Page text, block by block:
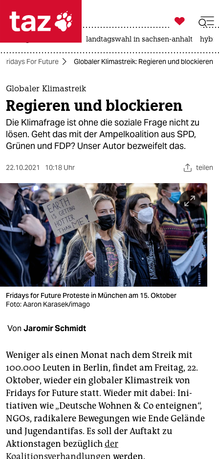
 taz zahl ich
taz zahl ich
themen
politik
öko
sport
berlin
nord
wahrheit
verlag
verlag
veranstaltungen
fragen & hilfe
unterstützen
abo
genossenschaft
epaper login

taz zahl ich
landtagswahl in sachsen-anhalt
Fridays For Future Globaler Klimastreik: Regieren und blockieren
Globaler Klimastreik
Regieren und blockieren
Die Klimafrage ist ohne die soziale Frage nicht zu
lösen. Geht das mit der Ampelkoalition aus SPD,
Grünen und FDP? Unser Autor bezweifelt das.
22.10.2021 10:18 Uhr teilen
Fridays for Future Proteste in München am 15. Oktober
Foto: Aaron Karasek/imago
Von Jaromir Schmidt
Weniger als einen Monat nach dem Streik mit
100.000 Leuten in Berlin, findet am Freitag, 22.
Oktober, wieder ein globaler Klimastreik von
Fridays for Future statt. Wieder mit dabei: Ini­
tiativen wie „Deutsche Wohnen & Co enteignen“,
NGOs, radikalere Bewegungen wie Ende Gelände
und Jugendantifas. Es soll der Auftakt zu
Aktionstagen bezüglichder
Koalitionsverhandlungen werden.